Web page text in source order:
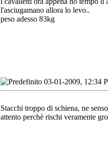
l'asciugamano allora lo levo..
peso adesso 83kg
03-01-2009, 12:34
Stacchi troppo di schiena, ne
attento perchè rischi veramente